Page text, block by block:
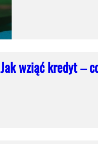
Jak wziąć kredyt –